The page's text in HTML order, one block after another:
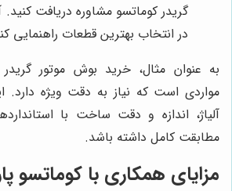
گریدر کوماتسو مشاوره دریافت کنید.
در انتخاب بهترین قطعات راهنمایی
به عنوان مثال، خرید بوش موتور گریدر
مواردی است که نیاز به دقت ویژه دارد.
آلیاژ، اندازه و دقت ساخت با
مطابقت کامل داشته باشد.
مزایای همکاری با کوماتسو